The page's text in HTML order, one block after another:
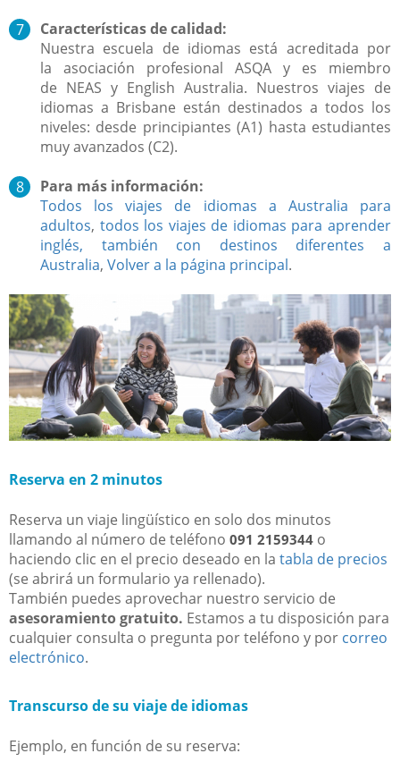
Características de calidad:
Nuestra escuela de idiomas está acreditada por
la asociación profesional ASQA y es miembro
de NEAS y English Australia. Nuestros viajes de
idiomas a Brisbane están destinados a todos los
niveles: desde principiantes (A1) hasta estudiantes
muy avanzados (C2).
Para más información:
Todos los viajes de idiomas a Australia para
adultos, todos los viajes de idiomas para aprender
inglés, también con destinos diferentes a
Australia, Volver a la página principal.
Reserva en 2 minutos
Reserva un viaje lingüístico en solo dos minutos
llamando al número de teléfono 091 2159344 o
haciendo clic en el precio deseado en la tabla de precios
(se abrirá un formulario ya rellenado).
También puedes aprovechar nuestro servicio de
asesoramiento gratuito. Estamos a tu disposición para
cualquier consulta o pregunta por teléfono y por correo
electrónico.
Transcurso de su viaje de idiomas
Ejemplo, en función de su reserva: